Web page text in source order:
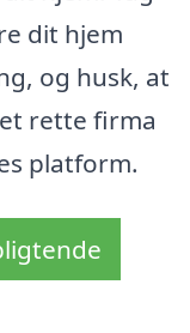
dit hjem
og husk, at
rette firma
platform.